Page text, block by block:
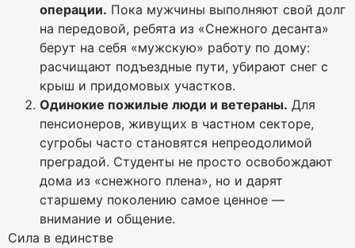
операции. Пока мужчины выполняют свой долг
на передовой, ребята из «Снежного десанта»
берут на себя «мужскую» работу по дому:
расчищают подъездные пути, убирают снег с
крыш и придомовых участков.
Одинокие пожилые люди и ветераны. Для
пенсионеров, живущих в частном секторе,
сугробы часто становятся непреодолимой
преградой. Студенты не просто освобождают
дома из «снежного плена», но и дарят
старшему поколению самое ценное —
внимание и общение.
Сила в единстве